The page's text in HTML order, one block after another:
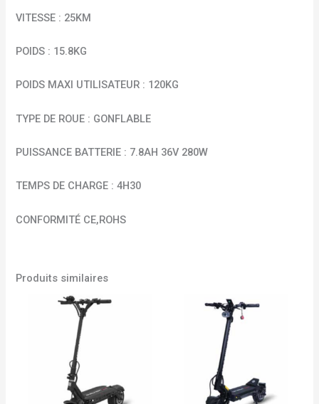
VITESSE : 25KM
POIDS : 15.8KG
POIDS MAXI UTILISATEUR : 120KG
TYPE DE ROUE : GONFLABLE
PUISSANCE BATTERIE : 7.8AH 36V 280W
TEMPS DE CHARGE : 4H30
CONFORMITÉ CE,ROHS
Produits similaires